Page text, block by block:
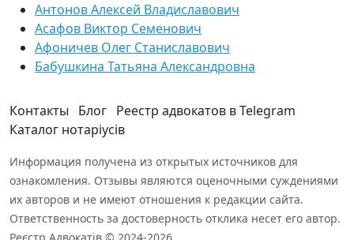
Антонов Алексей Владиславович
Асафов Виктор Семенович
Афоничев Олег Станиславович
Бабушкина Татьяна Александровна
Контакты Блог Реестр адвокатов в Telegram
Каталог нотаріусів
Информация получена из открытых источников для
ознакомления. Отзывы являются оценочными суждениями
их авторов и не имеют отношения к редакции сайта.
Ответственность за достоверность отклика несет его автор.